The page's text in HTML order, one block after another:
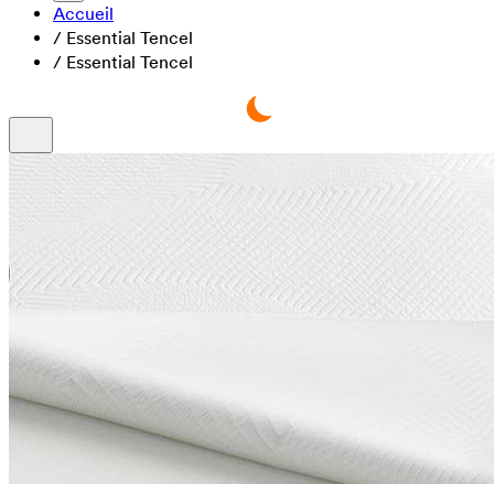
Accueil
/ Essential Tencel
/ Essential Tencel